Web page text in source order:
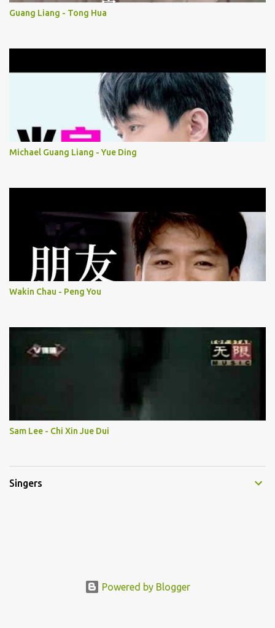
Guang Liang - Tong Hua
Michael Guang Liang - Yue Ding
Wakin Chau - Peng You
Sam Lee - Chi Xin Jue Dui
Singers
Powered by Blogger